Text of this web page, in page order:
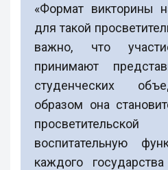
«Формат викторины
для такой
важно, что
принимают
студенческих
образом она
воспитательную
каждого